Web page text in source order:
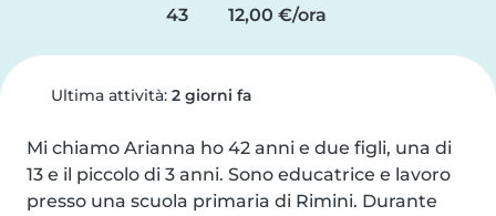
43
12,00 €/ora
Ultima attività: 2 giorni fa
Mi chiamo Arianna ho 42 anni e due figli, una di
13 e il piccolo di 3 anni. Sono educatrice e lavoro
presso una scuola primaria di Rimini. Durante